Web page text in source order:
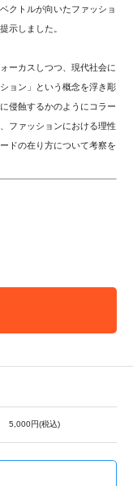
クトルが向いたファッショ
示しました。
ーカスしつつ、現代社会に
ョン」という概念を浮き彫
侵蝕するかのようにコラー
ファッションにおける理性
ドの在り方について考察を
5,000円(税込)